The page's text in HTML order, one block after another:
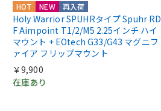
HOT NEW 再入荷
Holy Warrior SPUHRタイプ Spuhr RD
F Aimpoint T1/2/M5 2.25インチ ハイ
マウント + EOtech G33/G43 マグニフ
ァイア フリップマウント
￥9,900
在庫あり